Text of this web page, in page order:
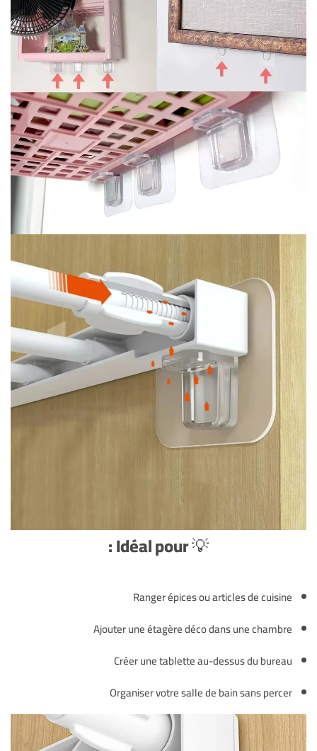
💡
Idéal pour :
Ranger épices ou articles de cuisine
Ajouter une étagère déco dans une chambre
Créer une tablette au-dessus du bureau
Organiser votre salle de bain sans percer